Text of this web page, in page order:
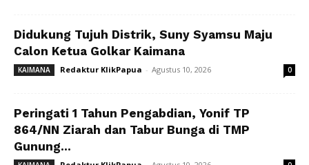
Didukung Tujuh Distrik, Suny Syamsu Maju
Calon Ketua Golkar Kaimana
KAIMANA Redaktur KlikPapua - Agustus 10, 2026 0
Peringati 1 Tahun Pengabdian, Yonif TP
864/NN Ziarah dan Tabur Bunga di TMP
Gunung...